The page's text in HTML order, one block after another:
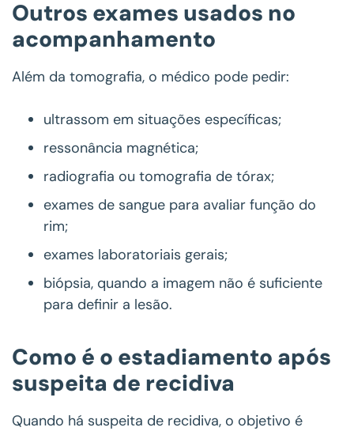
Outros exames usados no
acompanhamento
Além da tomografia, o médico pode pedir:
ultrassom em situações específicas;
ressonância magnética;
radiografia ou tomografia de tórax;
exames de sangue para avaliar função do
rim;
exames laboratoriais gerais;
biópsia, quando a imagem não é suficiente
para definir a lesão.
Como é o estadiamento após
suspeita de recidiva
Quando há suspeita de recidiva, o objetivo é